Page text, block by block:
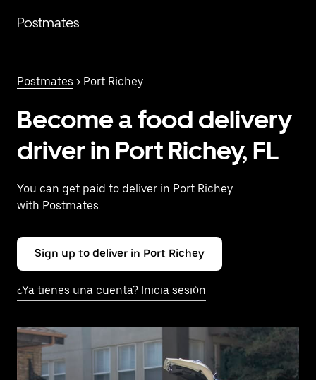
contenido
Postmates
Postmates > Port Richey
Become a food delivery
driver in Port Richey, FL
You can get paid to deliver in Port Richey
with Postmates.
Sign up to deliver in Port Richey
¿Ya tienes una cuenta? Inicia sesión